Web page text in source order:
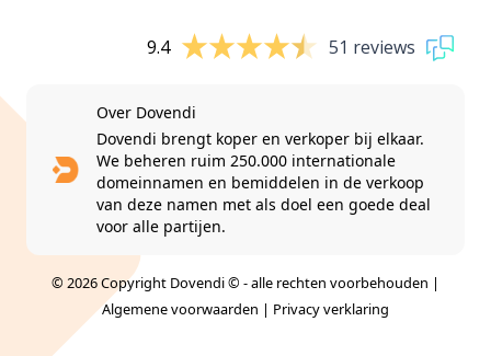
9.4 51 reviews
Over Dovendi
Dovendi brengt koper en verkoper bij elkaar.
We beheren ruim 250.000 internationale
domeinnamen en bemiddelen in de verkoop
van deze namen met als doel een goede deal
voor alle partijen.
© 2026 Copyright Dovendi © - alle rechten voorbehouden |
Algemene voorwaarden | Privacy verklaring